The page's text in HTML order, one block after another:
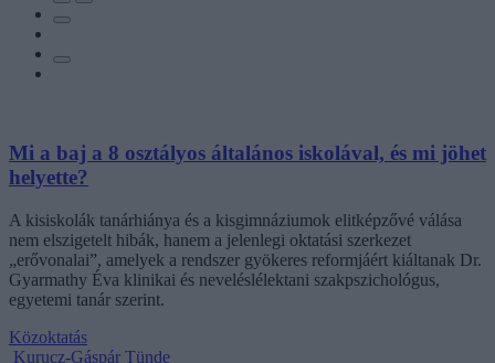
Mi a baj a 8 osztályos általános iskolával, és mi jöhet
helyette?
A kisiskolák tanárhiánya és a kisgimnáziumok elitképzővé válása
nem elszigetelt hibák, hanem a jelenlegi oktatási szerkezet
„erővonalai”, amelyek a rendszer gyökeres reformjáért kiáltanak Dr.
Gyarmathy Éva klinikai és neveléslélektani szakpszichológus,
egyetemi tanár szerint.
Közoktatás
Kurucz-Gáspár Tünde